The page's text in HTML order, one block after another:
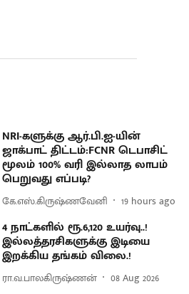
NRI-களுக்கு ஆர்.பி.ஐ-யின்
ஜாக்பாட் திட்டம்:FCNR டெபாசிட்
மூலம் 100% வரி இல்லாத லாபம்
பெறுவது எப்படி?
கே.எஸ்.கிருஷ்ணவேனி 19 hours ago
4 நாட்களில் ரூ.6,120 உயர்வு..!
இல்லத்தரசிகளுக்கு இடியை
இறக்கிய தங்கம் விலை.!
ரா.வ.பாலகிருஷ்ணன் 08 Aug 2026